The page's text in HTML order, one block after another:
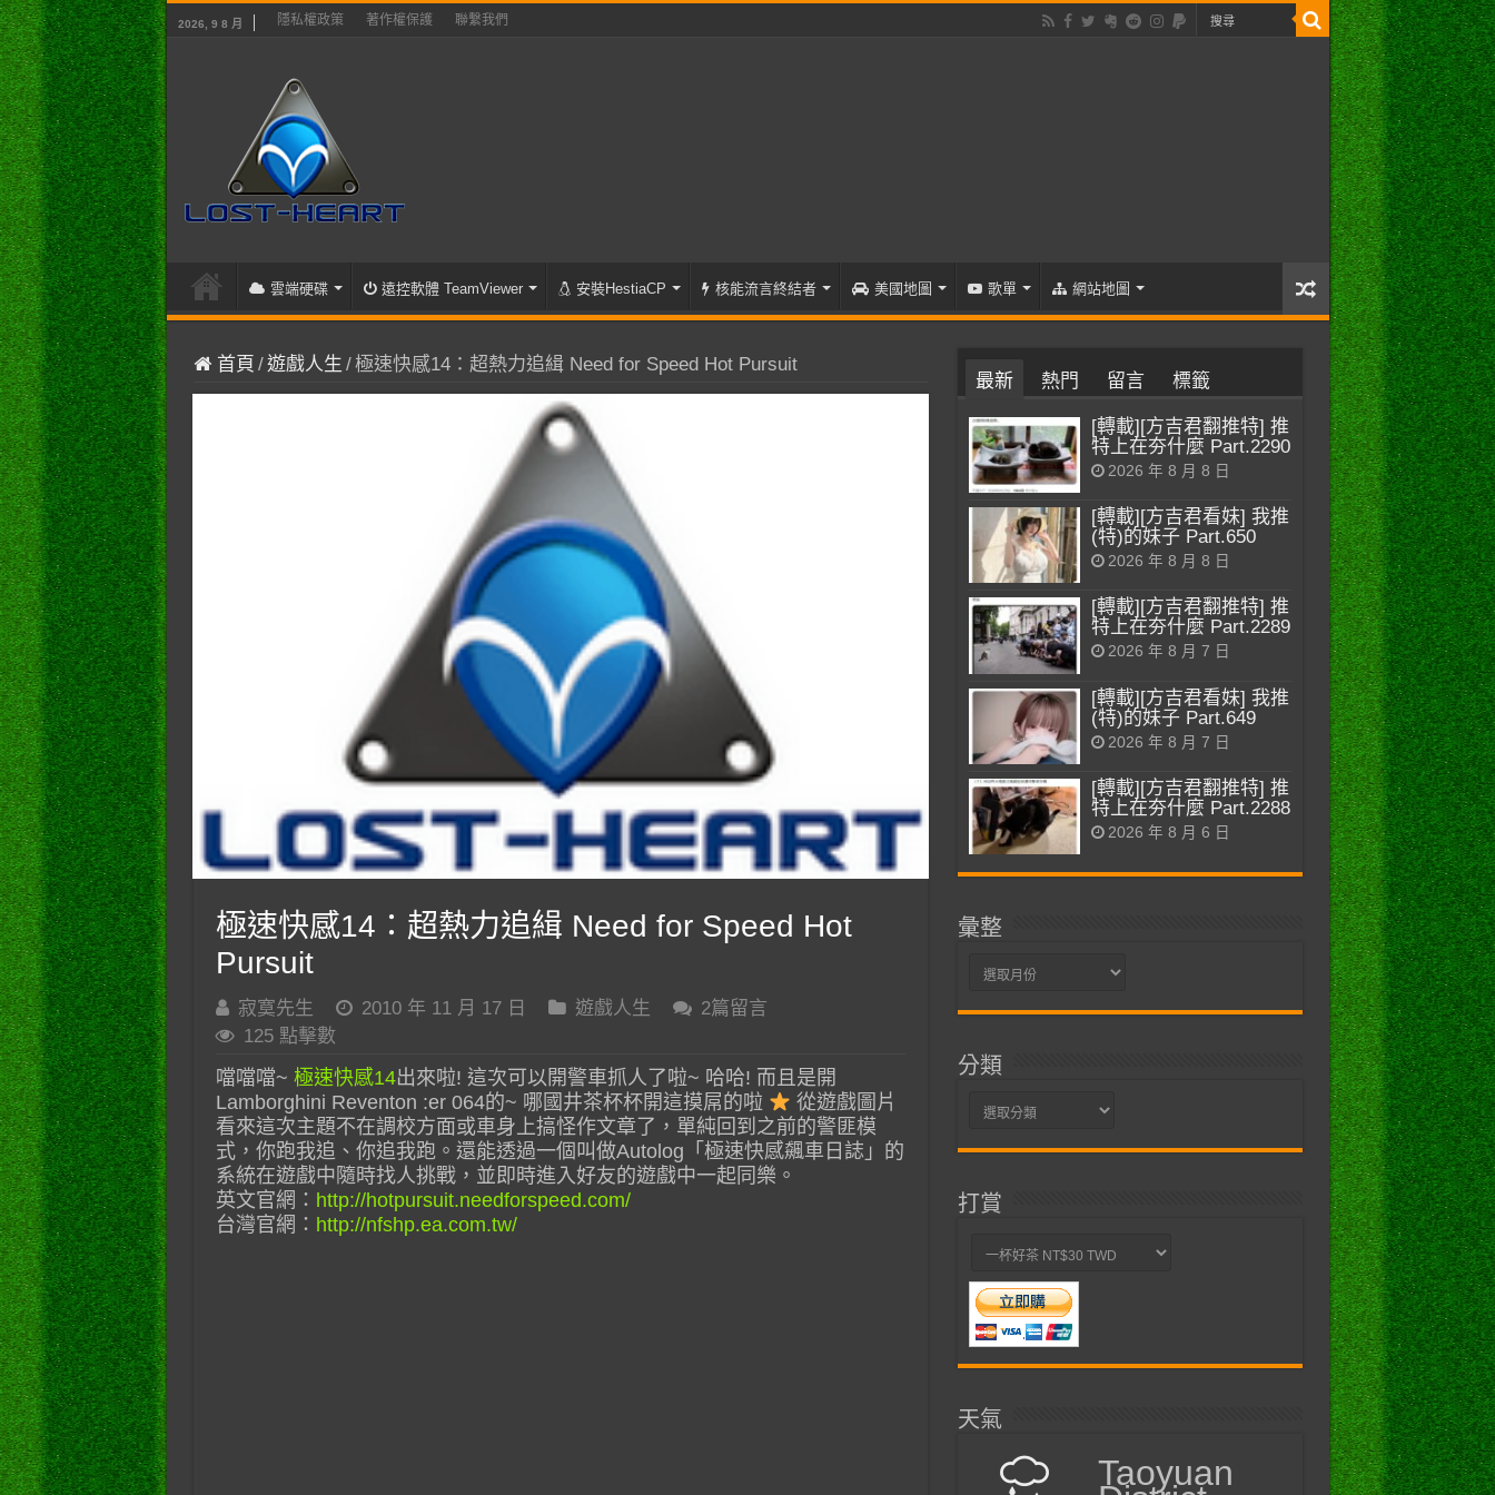
2026, 9 8 月 隱私權政策 著作權保護 聯繫我們
雲端硬碟 遠控軟體 TeamViewer 安裝HestiaCP 核能流言終結者 美國地圖 歌單 網站地圖
首頁 /遊戲人生 /極速快感14：超熱力追緝 Need for Speed Hot Pursuit
極速快感14：超熱力追緝 Need for Speed Hot
Pursuit
寂寞先生 2010 年 11 月 17 日 遊戲人生
2篇留言
125 點擊數
噹噹噹~ 極速快感14出來啦! 這次可以開警車抓人了啦~ 哈哈! 而且是開
Lamborghini Reventon :er 064的~ 哪國井茶杯杯開這摸屌的啦
從遊戲圖片
看來這次主題不在調校方面或車身上搞怪作文章了，單純回到之前的警匪模
式，你跑我追、你追我跑。還能透過一個叫做Autolog「極速快感飆車日誌」的
系統在遊戲中隨時找人挑戰，並即時進入好友的遊戲中一起同樂。
英文官網： http://hotpursuit.needforspeed.com/
台灣官網： http://nfshp.ea.com.tw/
最新 熱門 留言 標籤
[轉載][方吉君翻推特] 推
特上在夯什麼 Part.2290
2026 年 8 月 8 日
[轉載][方吉君看妹] 我推
(特)的妹子 Part.650
2026 年 8 月 8 日
[轉載][方吉君翻推特] 推
特上在夯什麼 Part.2289
2026 年 8 月 7 日
[轉載][方吉君看妹] 我推
(特)的妹子 Part.649
2026 年 8 月 7 日
[轉載][方吉君翻推特] 推
特上在夯什麼 Part.2288
2026 年 8 月 6 日
彙整
彙
分類
分
打賞
天氣
Taoyuan